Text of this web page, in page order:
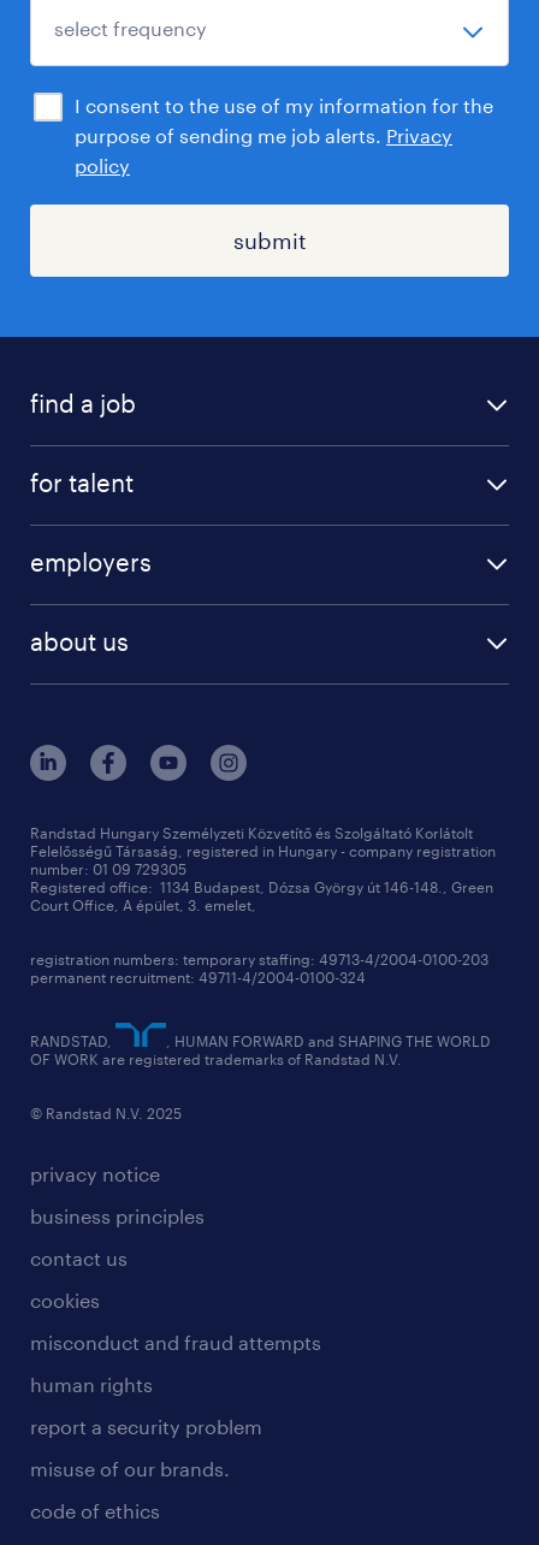
I consent to the use of my information for the
purpose of sending me job alerts. Privacy
policy
submit
find a job
for talent
professional
contact us
employers
operational
professional
digital
contact us
about us
randstad hungary
our offices
sustainability
privacy notice
business principles
contact us
cookies
misconduct and fraud attempts
human rights
report a security problem
misuse of our brands.
code of ethics
Randstad Hungary Személyzeti Közvetítő és Szolgáltató Korlátolt
Felelősségű Társaság, registered in Hungary - company registration
number: 01 09 729305
Registered office: 1134 Budapest, Dózsa György út 146-148., Green
Court Office, A épület, 3. emelet,
registration numbers: temporary staffing: 49713-4/2004-0100-203
permanent recruitment: 49711-4/2004-0100-324
RANDSTAD,
, HUMAN FORWARD and SHAPING THE WORLD
OF WORK are registered trademarks of Randstad N.V.
© Randstad N.V. 2025